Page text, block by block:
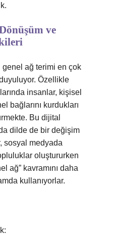
ve
genel ağ terimi en çok
Özellikle
insanlar, kişisel
bağlarını kurdukları
Bu dijital
dilde de bir değişim
sosyal medyada
oluştururken
ağ” kavramını daha
kullanıyorlar.